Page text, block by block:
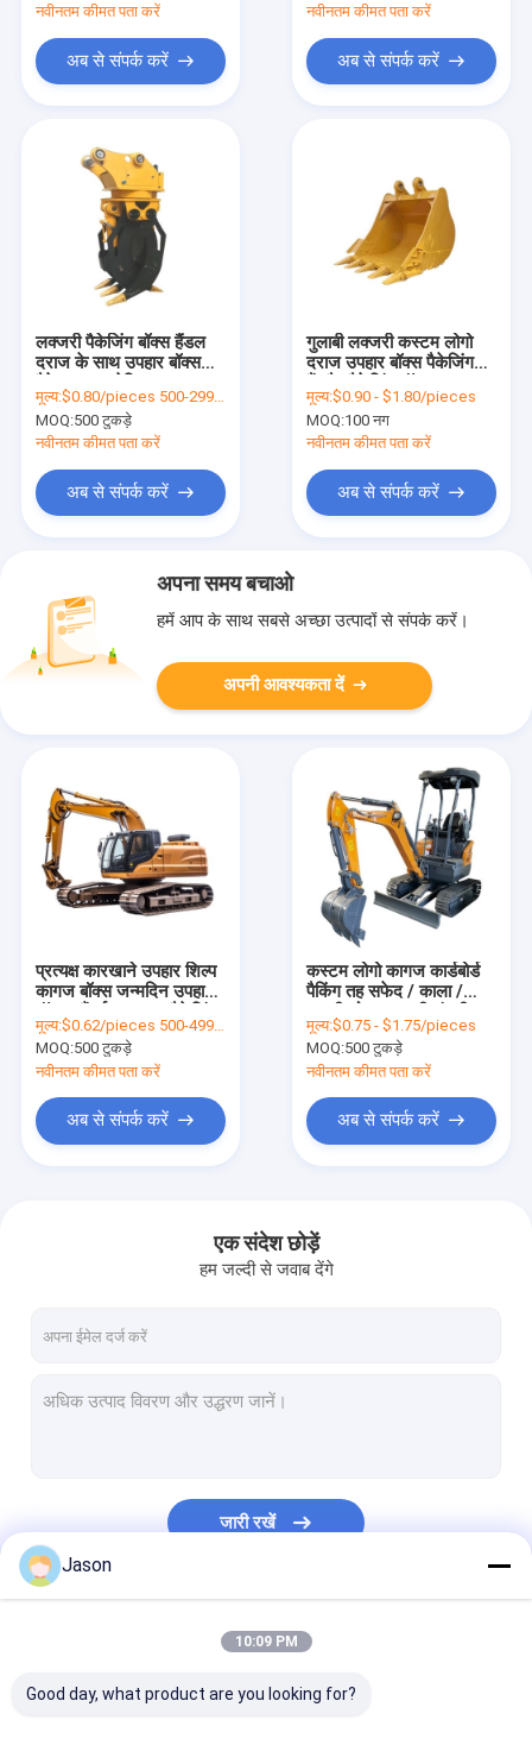
नवीनतम कीमत पता करें
अब से संपर्क करें
नवीनतम कीमत पता करें
अब से संपर्क करें
लक्जरी पैकेजिंग बॉक्स हैंडल
दराज के साथ उपहार बॉक्स
कस्टम उपहार बॉक्स
मूल्य:$0.80/pieces 500-2999 pieces
MOQ:500 टुकड़े
नवीनतम कीमत पता करें
अब से संपर्क करें
गुलाबी लक्जरी कस्टम लोगो
दराज उपहार बॉक्स पैकेजिंग
मूल्य:$0.90 - $1.80/pieces
MOQ:100 नग
नवीनतम कीमत पता करें
अब से संपर्क करें
अपना समय बचाओ
हमें आप के साथ सबसे अच्छा उत्पादों से संपर्क करें।
अपनी आवश्यकता दें
प्रत्यक्ष कारखाने उपहार शिल्प
कागज बॉक्स जन्मदिन उपहार
बॉक्स कार्डबोर्ड
मूल्य:$0.62/pieces 500-4999 pieces
MOQ:500 टुकड़े
नवीनतम कीमत पता करें
अब से संपर्क करें
कस्टम लोगो कागज कार्डबोर्ड
पैकिंग तह सफेद / काला /
उपहार बॉक्स रिबन बंद के साथ
मूल्य:$0.75 - $1.75/pieces
MOQ:500 टुकड़े
नवीनतम कीमत पता करें
अब से संपर्क करें
एक संदेश छोड़ें
हम जल्दी से जवाब देंगे
जारी रखें
Jason
10:09 PM
Good day, what product are you looking for?